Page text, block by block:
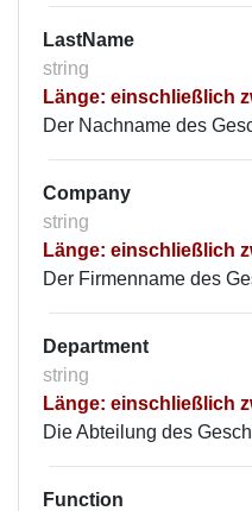
LastName
string
Länge: einschließlich
Der Nachname des
Company
string
Länge: einschließlich
Der Firmenname des
Department
string
Länge: einschließlich
Die Abteilung des
Function